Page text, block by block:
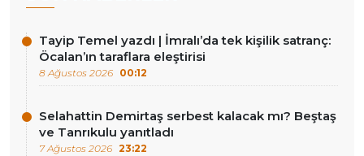
Tayip Temel yazdı | İmralı’da tek kişilik satranç:
Öcalan’ın taraflara eleştirisi
8 Ağustos 2026 00:12
Selahattin Demirtaş serbest kalacak mı? Beştaş
ve Tanrıkulu yanıtladı
7 Ağustos 2026 23:22